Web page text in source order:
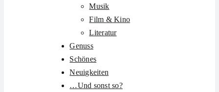
Musik
Film & Kino
Literatur
Genuss
Schönes
Neuigkeiten
…Und sonst so?